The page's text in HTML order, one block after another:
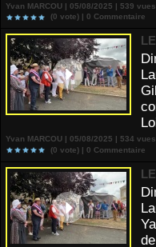
Yvan MARCOU | 05/08/2025 | 539 vues
(0 vote) | 0 Commentaire
Yvan MARCOU | 05/08/2025 | 534 vues
(0 vote) | 0 Commentaire